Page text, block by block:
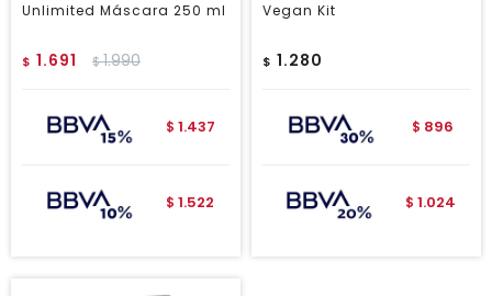
Unlimited Máscara 250 ml
$ 1.691 $1.990
$ 1.437
$ 1.522
Vegan Kit
$ 1.280
$ 896
$ 1.024